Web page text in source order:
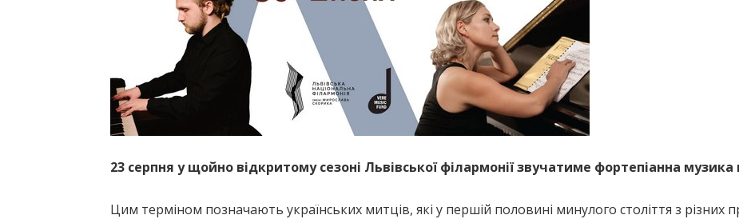
23 серпня у щойно відкритому сезоні Львівської філармонії звучатиме фортепіанна
Цим терміном позначають українських митців, які у першій половині минулого століття з